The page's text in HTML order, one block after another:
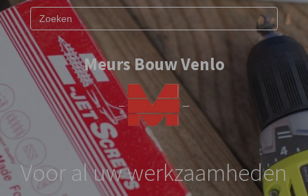
Meurs Bouw Venlo
Voor al uw werkzaamheden